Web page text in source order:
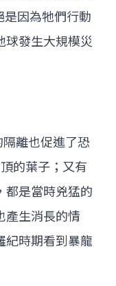
因為牠們行動
球發生大規模災
離也促進了恐
的葉子；又有
都是當時兇猛的
產生消長的情
紀時期看到暴龍